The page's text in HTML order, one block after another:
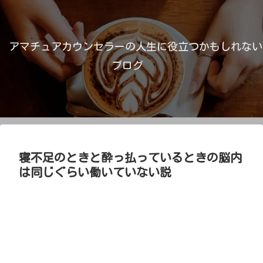
アマチュアカウンセラーの人生に役立つかもしれない
ブログ
寝不足のときと酔っ払っているときの脳内
は同じぐらい働いていない説